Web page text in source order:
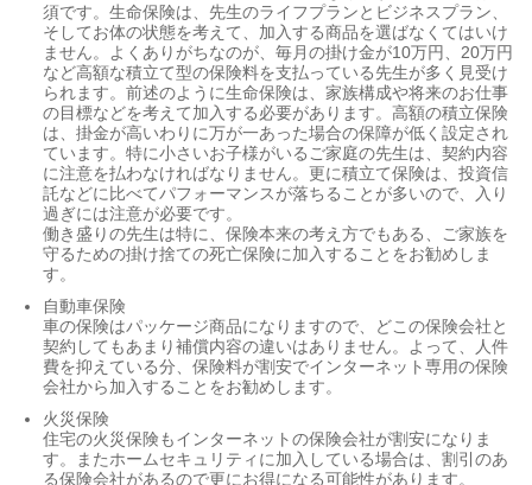
須です。生命保険は、先生のライフプランとビジネスプラン、
そしてお体の状態を考えて、加入する商品を選ばなくてはいけ
ません。よくありがちなのが、毎月の掛け金が10万円、20万円
など高額な積立て型の保険料を支払っている先生が多く見受け
られます。前述のように生命保険は、家族構成や将来のお仕事
の目標などを考えて加入する必要があります。高額の積立保険
は、掛金が高いわりに万が一あった場合の保障が低く設定され
ています。特に小さいお子様がいるご家庭の先生は、契約内容
に注意を払わなければなりません。更に積立て保険は、投資信
託などに比べてパフォーマンスが落ちることが多いので、入り
過ぎには注意が必要です。
働き盛りの先生は特に、保険本来の考え方でもある、ご家族を
守るための掛け捨ての死亡保険に加入することをお勧めしま
す。
自動車保険
車の保険はパッケージ商品になりますので、どこの保険会社と
契約してもあまり補償内容の違いはありません。よって、人件
費を抑えている分、保険料が割安でインターネット専用の保険
会社から加入することをお勧めします。
火災保険
住宅の火災保険もインターネットの保険会社が割安になりま
す。またホームセキュリティに加入している場合は、割引のあ
る保険会社があるので更にお得になる可能性があります。